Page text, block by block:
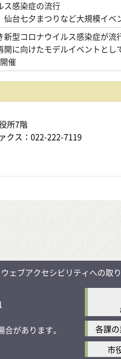
ス感染症の流行
仙台七夕まつりなど大規模イベ
新型コロナウイルス感染症が流
開に向けたモデルイベントと
催
所7階
クス：022-222-7119
ウェブアクセシビリティへの取
があります。
各課
市